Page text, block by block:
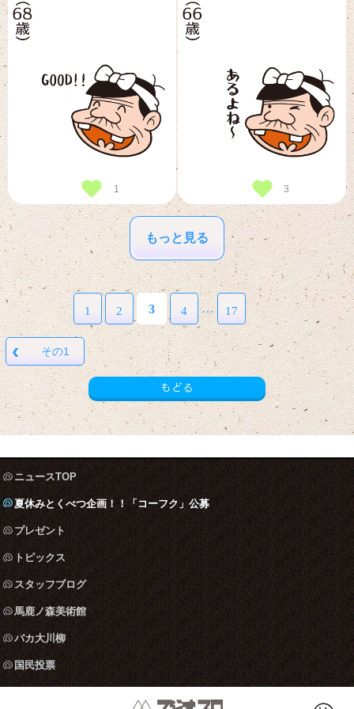
1 3
もっと見る
1 2 3 4 … 17
‹ その1
もどる
ニュースTOP
夏休みとくべつ企画！！「コーフク」公募
プレゼント
トピックス
スタッフブログ
馬鹿ノ森美術館
バカ大川柳
国民投票